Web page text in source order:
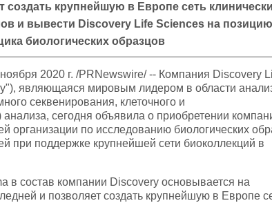
создать крупнейшую в Европе сеть
и вывести Discovery Life Sciences на позицию
биологических образцов
2020 г. /PRNewswire/ -- Компания Discovery
являющаяся мировым лидером в области
секвенирования, клеточного и
анализа, сегодня объявила о приобретении
организации по исследованию биологических
при поддержке крупнейшей сети биоколлекций в
в состав компании Discovery основывается на
и позволяет создать крупнейшую в Европе